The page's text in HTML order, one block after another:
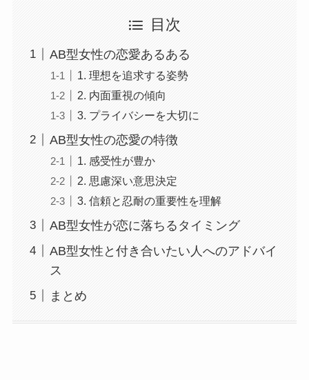
目次
AB型女性の恋愛あるある
1. 理想を追求する姿勢
2. 内面重視の傾向
3. プライバシーを大切に
AB型女性の恋愛の特徴
1. 感受性が豊か
2. 思慮深い意思決定
3. 信頼と忍耐の重要性を理解
AB型女性が恋に落ちるタイミング
AB型女性と付き合いたい人へのアドバイ
ス
まとめ